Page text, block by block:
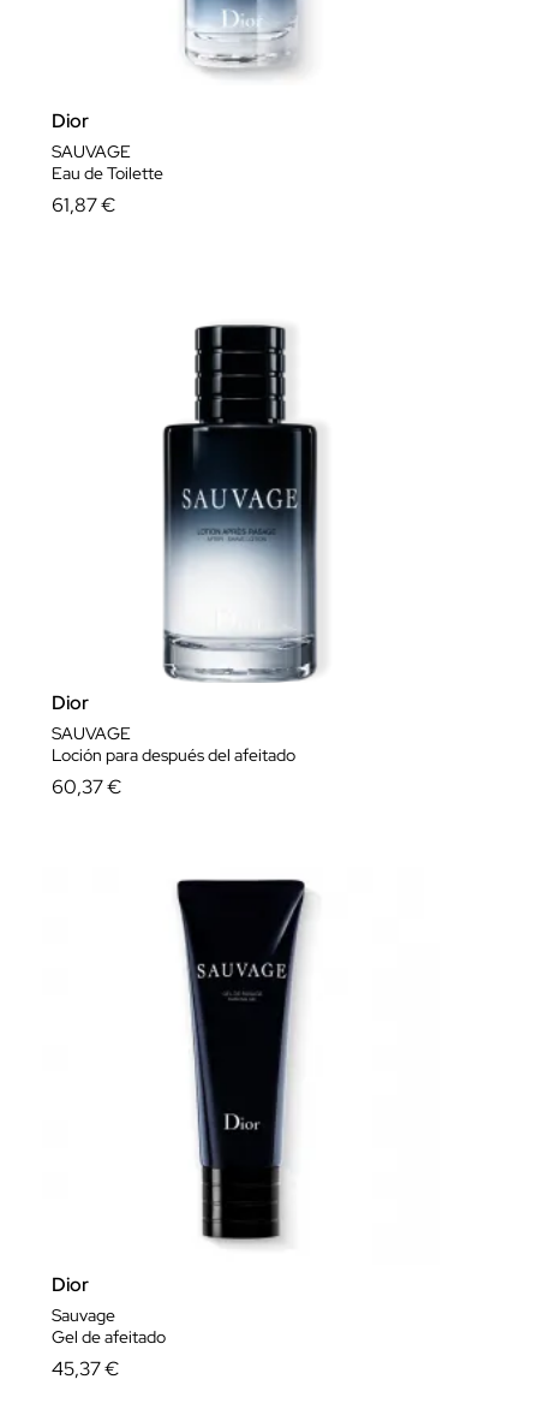
Dior
SAUVAGE
Eau de Toilette
61,87 €
Dior
SAUVAGE
Loción para después del afeitado
60,37 €
Dior
Sauvage
Gel de afeitado
45,37 €